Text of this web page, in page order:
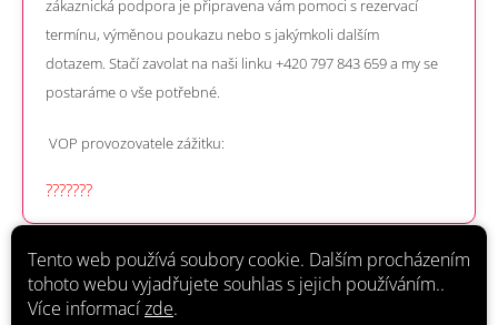
Tento web používá soubory cookie. Dalším procházením
tohoto webu vyjadřujete souhlas s jejich používáním..
Více informacízde.
zákaznická podpora je připravena vám pomoci s rezervací
termínu, výměnou poukazu nebo s jakýmkoli dalším
dotazem. Stačí zavolat na naši linku +420 797 843 659 a my se
postaráme o vše potřebné.
VOP provozovatele zážitku:
???????